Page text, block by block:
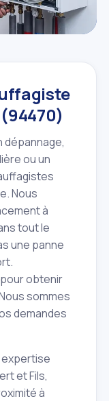
dépannage,
ou un
Nous
à
tout le
une panne
obtenir
sommes
demandes
expertise
et Fils,
à